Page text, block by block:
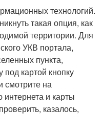
технологий.
такая опция, как
территории. Для
УКВ портала,
пункта,
картой кнопку
смотрите на
и карты
казалось,